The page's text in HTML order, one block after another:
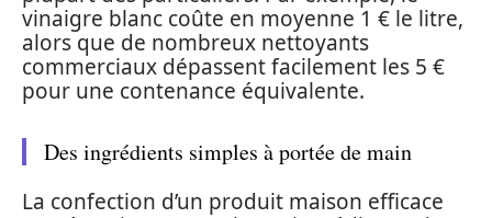
vinaigre blanc coûte en moyenne 1 € le litre,
alors que de nombreux nettoyants
commerciaux dépassent facilement les 5 €
pour une contenance équivalente.
Des ingrédients simples à portée de main
La confection d’un produit maison efficace